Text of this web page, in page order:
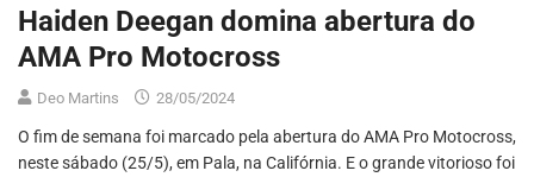
Haiden Deegan domina abertura do
AMA Pro Motocross
Deo Martins 28/05/2024
O fim de semana foi marcado pela abertura do AMA Pro Motocross,
neste sábado (25/5), em Pala, na Califórnia. E o grande vitorioso foi